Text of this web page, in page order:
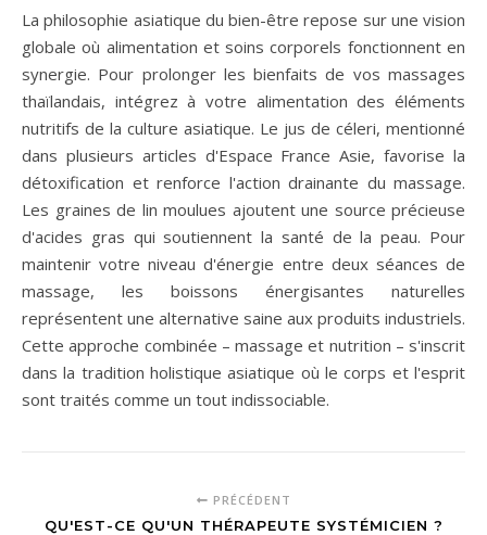
La philosophie asiatique du bien-être repose sur une vision
globale où alimentation et soins corporels fonctionnent en
synergie. Pour prolonger les bienfaits de vos massages
thaïlandais, intégrez à votre alimentation des éléments
nutritifs de la culture asiatique. Le jus de céleri, mentionné
dans plusieurs articles d'Espace France Asie, favorise la
détoxification et renforce l'action drainante du massage.
Les graines de lin moulues ajoutent une source précieuse
d'acides gras qui soutiennent la santé de la peau. Pour
maintenir votre niveau d'énergie entre deux séances de
massage, les boissons énergisantes naturelles
représentent une alternative saine aux produits industriels.
Cette approche combinée – massage et nutrition – s'inscrit
dans la tradition holistique asiatique où le corps et l'esprit
sont traités comme un tout indissociable.
PRÉCÉDENT
QU'EST-CE QU'UN THÉRAPEUTE SYSTÉMICIEN ?